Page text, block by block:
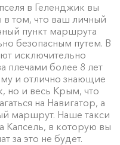
в Геленджик вы
в том, что ваш личный
пункт маршрута
безопасным путем. В
исключительно
плечами более 8 лет
и отлично знающие
но и весь Крым, что
на Навигатор, а
маршрут. Наше такси
Капсель, в которую вы
за это не будет.